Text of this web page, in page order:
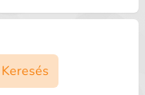
Keresés